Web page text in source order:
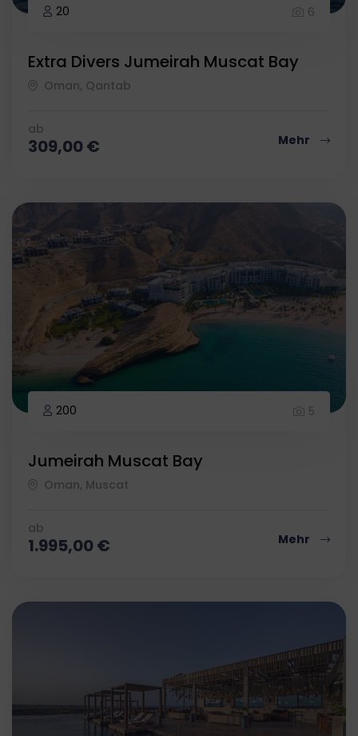
20 6
Extra Divers Jumeirah Muscat Bay
Oman, Qantab
ab
309,00€ Mehr
200 5
Jumeirah Muscat Bay
Oman, Muscat
ab
1.995,00€ Mehr